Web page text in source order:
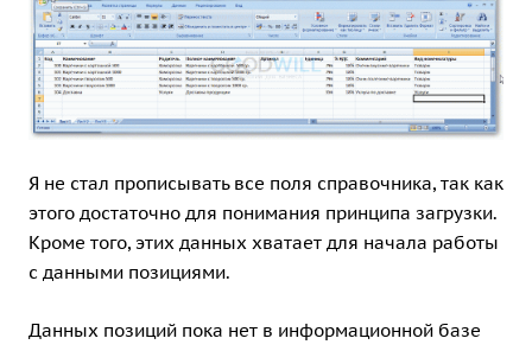
Я не стал прописывать все поля справочника, так как
этого достаточно для понимания принципа загрузки.
Кроме того, этих данных хватает для начала работы
с данными позициями.
Данных позиций пока нет в информационной базе